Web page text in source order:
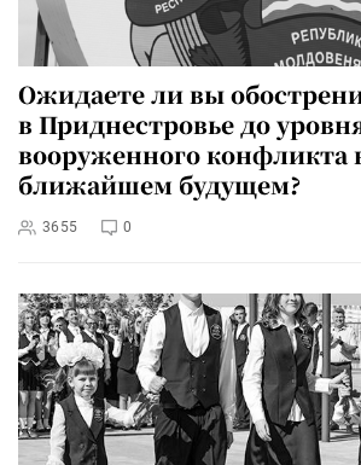
Ожидаете ли вы
в Приднестровье до
вооруженного конфликта
ближайшем будущем?
3655 0